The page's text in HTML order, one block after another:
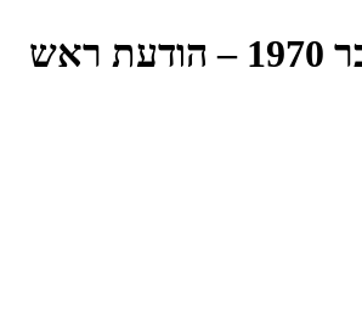
הישיבה המאה-וארבע-עשרה של הכנסת השביעית – יום שני, י״ז חשון תשל״א 16 נובמבר 1970 – הודעת ראש